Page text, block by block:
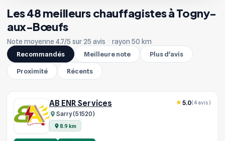
Les 48 meilleurs chauffagistes à Togny-
aux-Bœufs
Note moyenne 4.7/5 sur 25 avis · rayon 50 km
Recommandés
Meilleure note Plus d'avis
Proximité Récents
AB ENR Services
Sarry (51520)
8.9 km
5.0(4 avis)